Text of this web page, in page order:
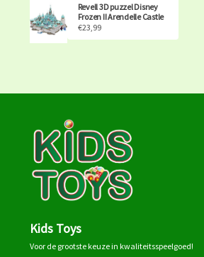
Revell 3D puzzel Disney
Frozen II Arendelle Castle
€23,99
Kids Toys
Voor de grootste keuze in kwaliteitsspeelgoed!